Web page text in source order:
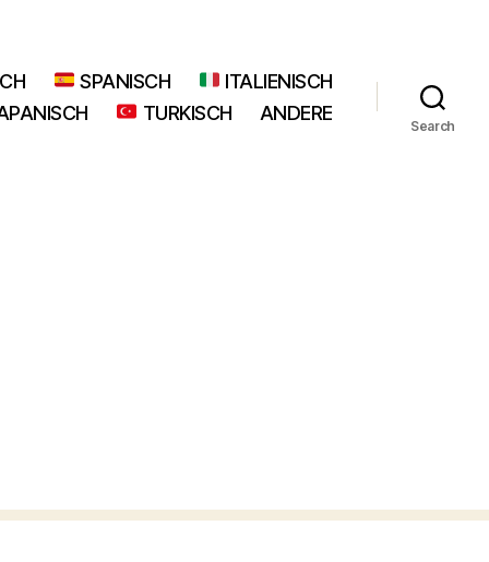
SPANISCH
ITALIENISCH
TURKISCH ANDERE
Search